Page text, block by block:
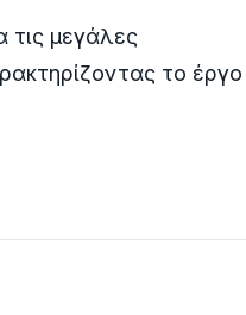
τις μεγάλες
το έργο